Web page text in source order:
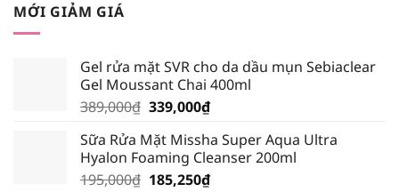
MỚI GIẢM GIÁ
Gel rửa mặt SVR cho da dầu mụn Sebiaclear
Gel Moussant Chai 400ml
389,000₫ Giá
là:
389,000₫.
339,000₫Giá
tại
là:
339,000₫.
Sữa Rửa Mặt Missha Super Aqua Ultra
Hyalon Foaming Cleanser 200ml
195,000₫ Giá
185,250₫Giá